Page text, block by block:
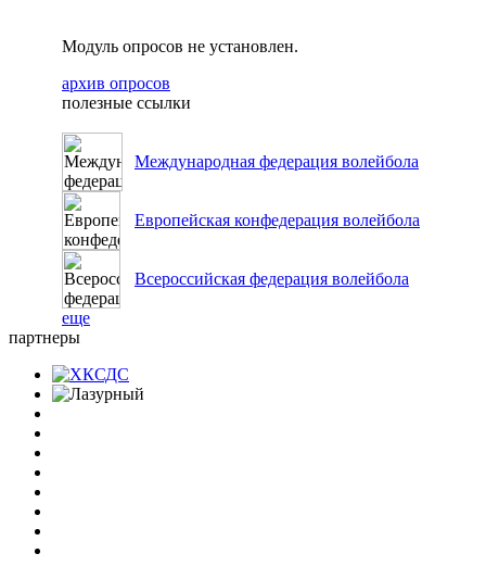
Модуль опросов не установлен.
архив опросов
полезные ссылки
Международная федерация волейбола
Европейская конфедерация волейбола
Всероссийская федерация волейбола
еще
партнеры